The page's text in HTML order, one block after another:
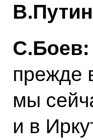
С.Боев:
прежде
мы
и в